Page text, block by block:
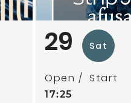
29 Sat
Open Start
17:25